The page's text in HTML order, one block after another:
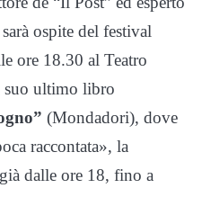
ospite del festival
ore 18.30 al Teatro
suo ultimo libro
(Mondadori), dove
raccontata», la
dalle ore 18, fino a